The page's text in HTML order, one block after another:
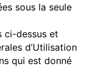
sous la seule
ci-dessus et
d’Utilisation
qui est donné